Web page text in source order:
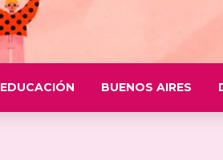
EDUCACIÓN BUENOS AIRES